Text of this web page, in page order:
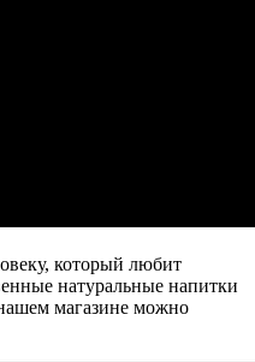
который любит
натуральные напитки
магазине можно